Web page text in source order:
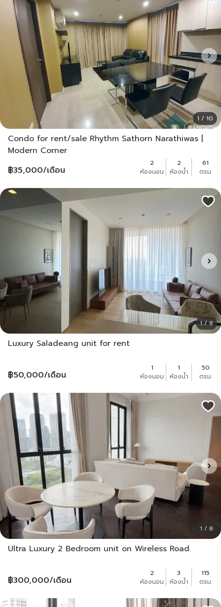
1 / 10
Condo for rent/sale Rhythm Sathorn Narathiwas |
Modern Corner
฿35,000/เดือน
2
ห้องนอน
2
ห้องน้ำ
61
ตรม.
1 / 8
Luxury Saladeang unit for rent
฿50,000/เดือน
1
ห้องนอน
1
ห้องน้ำ
50
ตรม.
1 / 8
Ultra Luxury 2 Bedroom unit on Wireless Road.
฿300,000/เดือน
2
ห้องนอน
3
ห้องน้ำ
115
ตรม.